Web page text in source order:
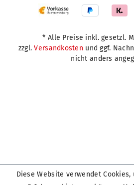
* Alle Preise inkl. gesetzl.
zzgl.Versandkosten und ggf.
nicht anders
Diese Website verwendet